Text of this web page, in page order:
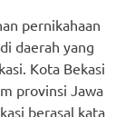
pernikahaan
daerah yang
Kota Bekasi
provinsi Jawa
berasal kata